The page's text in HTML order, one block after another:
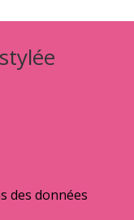
des données